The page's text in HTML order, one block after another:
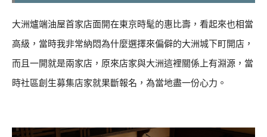
大洲爐端油屋首家店面開在東京時髦的惠比壽，看起來也相當
高級，當時我非常納悶為什麼選擇來偏僻的大洲城下町開店，
而且一開就是兩家店，原來店家與大洲這裡關係上有淵源，當
時社區創生募集店家就果斷報名，為當地盡一份心力。